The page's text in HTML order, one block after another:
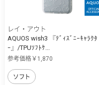
レイ・アウト
AQUOS wish3 『ﾃﾞｨｽﾞﾆｰｷｬﾗｸﾀ
ｰ』/TPUｿﾌﾄｹ...
参考価格￥1,870
ソフト